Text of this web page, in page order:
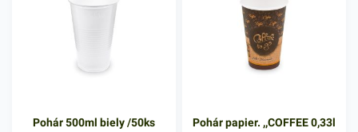
Pohár 500ml biely /50ks
Pohár papier. ,,COFFEE 0,33l